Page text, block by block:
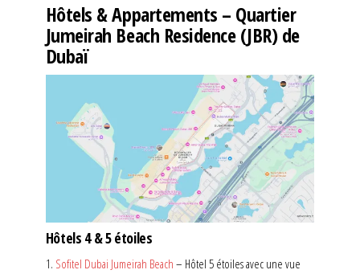
Hôtels & Appartements – Quartier
Jumeirah Beach Residence (JBR) de
Dubaï
Hôtels 4 & 5 étoiles
1. Sofitel Dubai Jumeirah Beach – Hôtel 5 étoiles avec une vue